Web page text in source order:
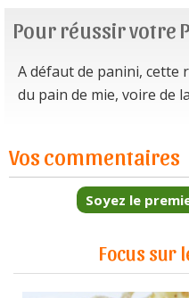
Pour réussir votre
A défaut de panini, cette
du pain de mie, voire de
Vos commentaires
Soyez le
Focus sur